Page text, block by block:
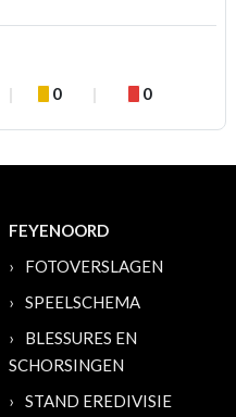
0 0
FEYENOORD
FOTOVERSLAGEN
SPEELSCHEMA
BLESSURES EN
SCHORSINGEN
STAND EREDIVISIE